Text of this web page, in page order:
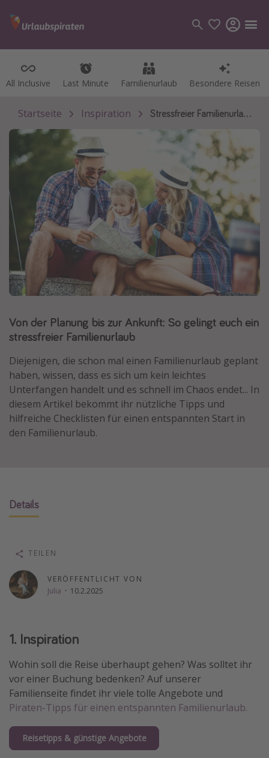
All Inclusive Last Minute Familienurlaub Besondere Reisen
All Inclusive Last Minute Familienurlaub Besondere Reisen
Kategorien
Flüge
Hotel
Pauschalreisen
Kreuzfahrten
Reiseziele
Alle Reiseziele
Bodensee Urlaub
Gozo Urlaub
Normandie Urlaub
St. Lucia Urlaub
Kefalonia Urlaub
Krabi Urlaub
Tulum Urlaub
Sri Lanka Rundreise
Japan Rundreise
Disneyland Paris
Wochenendtrip
Singlereisen
Strandurlaub
Hotels in Amsterdam
Hotels am Achensee
Weitere Themen
Reise Journal
Familienurlaub in der Türkei
Startseite Inspiration Stressfreier Familienurlaub Familienurlaub
Von der Planung bis zur Ankunft: So gelingt euch ein
stressfreier Familienurlaub
Diejenigen, die schon mal einen Familienurlaub geplant
haben, wissen, dass es sich um kein leichtes
Unterfangen handelt und es schnell im Chaos endet... In
diesem Artikel bekommt ihr nützliche Tipps und
hilfreiche Checklisten für einen entspannten Start in
den Familienurlaub.
Details
VERÖFFENTLICHT VON
Julia · 10.2.2025
TEILEN
1. Inspiration
Wohin soll die Reise überhaupt gehen? Was solltet ihr
vor einer Buchung bedenken? Auf unserer
Familienseite findet ihr viele tolle Angebote und
Piraten-Tipps für einen entspannten Familienurlaub.
Reisetipps & günstige Angebote